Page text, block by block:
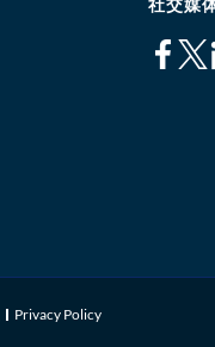
Privacy Policy